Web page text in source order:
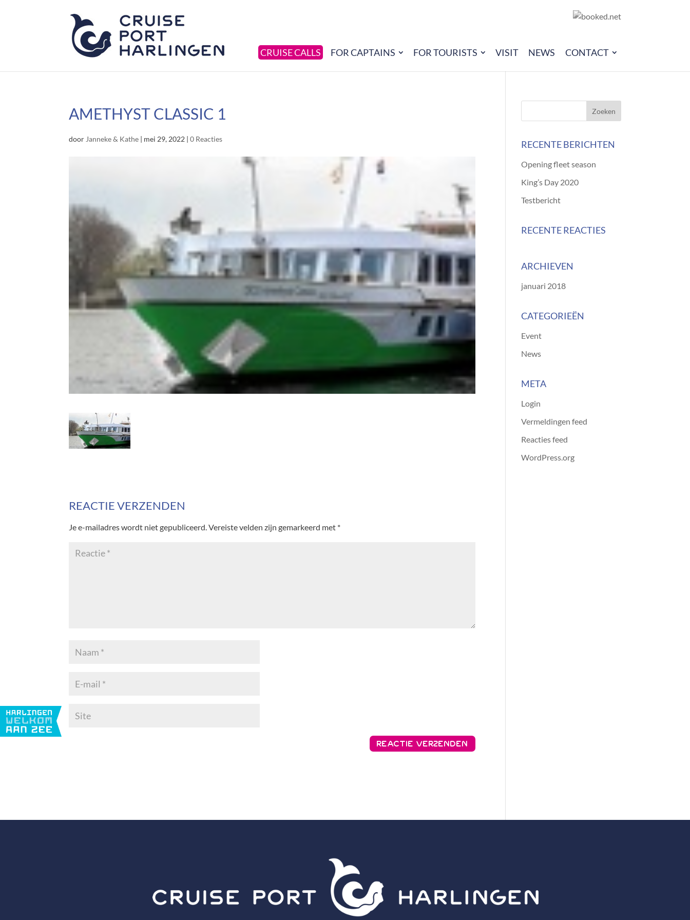
CRUISE CALLS FOR CAPTAINS FOR TOURISTS VISIT NEWS CONTACT
AMETHYST CLASSIC 1
door Janneke & Kathe | mei 29, 2022 |0 Reacties
REACTIE VERZENDEN
Je e-mailadres wordt niet gepubliceerd. Vereiste velden zijn gemarkeerd met *
RECENTE BERICHTEN
Opening fleet season
King’s Day 2020
Testbericht
RECENTE REACTIES
ARCHIEVEN
januari 2018
CATEGORIEËN
Event
News
META
Login
Vermeldingen feed
Reacties feed
WordPress.org